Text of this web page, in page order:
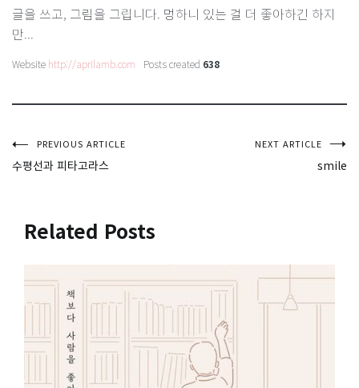
글을 쓰고, 그림을 그립니다. 멍하니 있는 걸 더 좋아하긴 하지
만...
Website http://aprilamb.com Posts created 638
글
색
PREVIOUS ARTICLE
수평선과 피타고라스
NEXT ARTICLE
smile
Related Posts